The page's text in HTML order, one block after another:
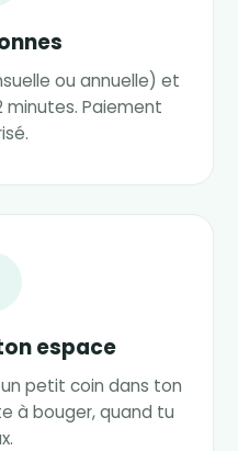
ou annuelle) et
Paiement
espace
petit coin dans ton
à bouger, quand tu